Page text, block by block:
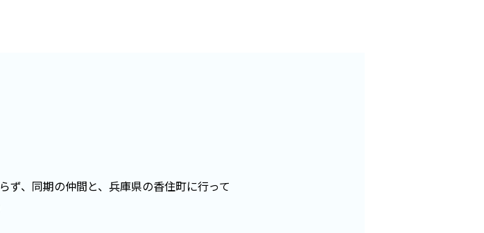
、同期の仲間と、兵庫県の香住町に行って